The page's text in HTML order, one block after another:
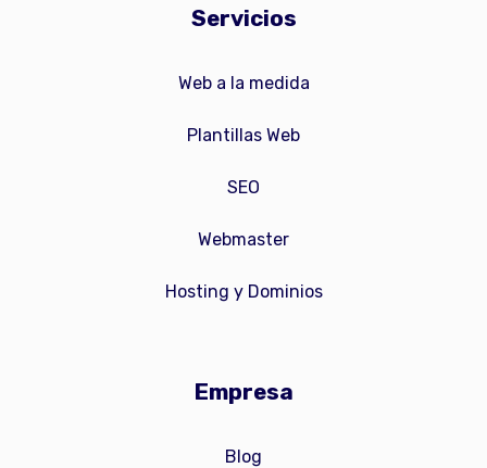
Servicios
Web a la medida
Plantillas Web
SEO
Webmaster
Hosting y Dominios
Empresa
Blog